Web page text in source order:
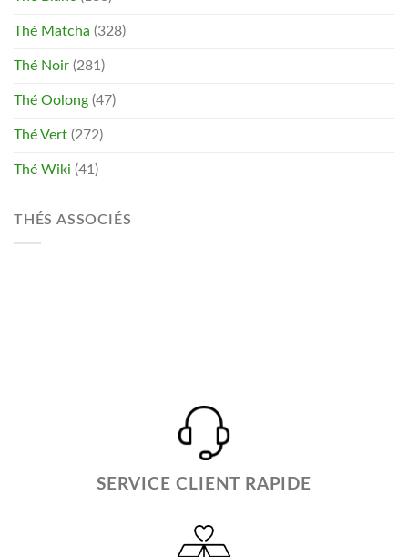
Thé Matcha (328)
Thé Noir (281)
Thé Oolong (47)
Thé Vert (272)
Thé Wiki (41)
THÉS ASSOCIÉS
SERVICE CLIENT RAPIDE